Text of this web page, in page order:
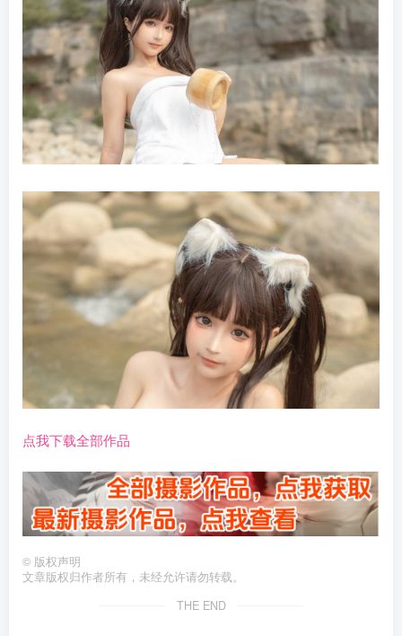
点我下载全部作品
© 版权声明
文章版权归作者所有，未经允许请勿转载。
THE END